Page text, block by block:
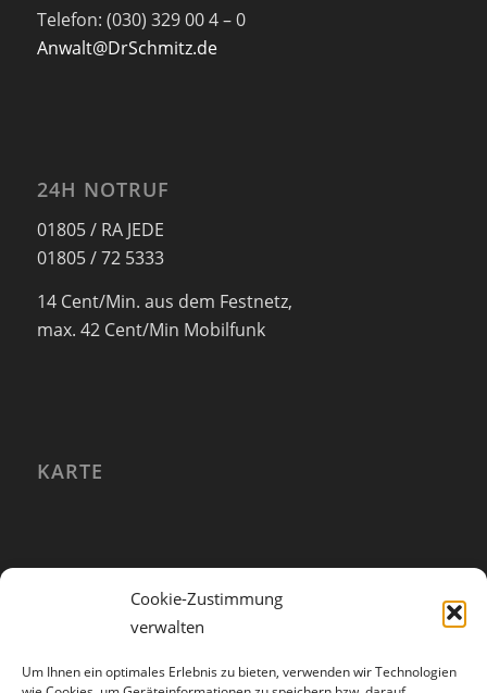
Cookie-Zustimmung
verwalten
Um Ihnen ein optimales Erlebnis zu bieten, verwenden wir Technologien
Telefon: (030) 329 00 4 – 0
Anwalt@DrSchmitz.de
24H NOTRUF
01805 / RA JEDE
01805 / 72 5333
14 Cent/Min. aus dem Festnetz,
max. 42 Cent/Min Mobilfunk
KARTE